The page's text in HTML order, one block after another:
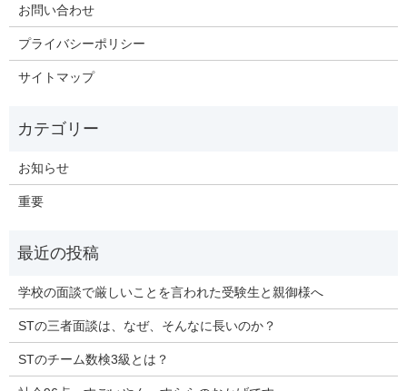
お問い合わせ
プライバシーポリシー
サイトマップ
お知らせ
重要
学校の面談で厳しいことを言われた受験生と親御様へ
STの三者面談は、なぜ、そんなに長いのか？
STのチーム数検3級とは？